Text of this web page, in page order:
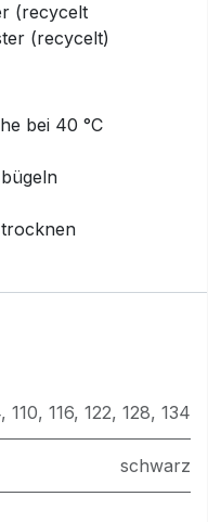
(recycelt
(recycelt)
bei 40 °C
, 110, 116, 122, 128, 134
schwarz